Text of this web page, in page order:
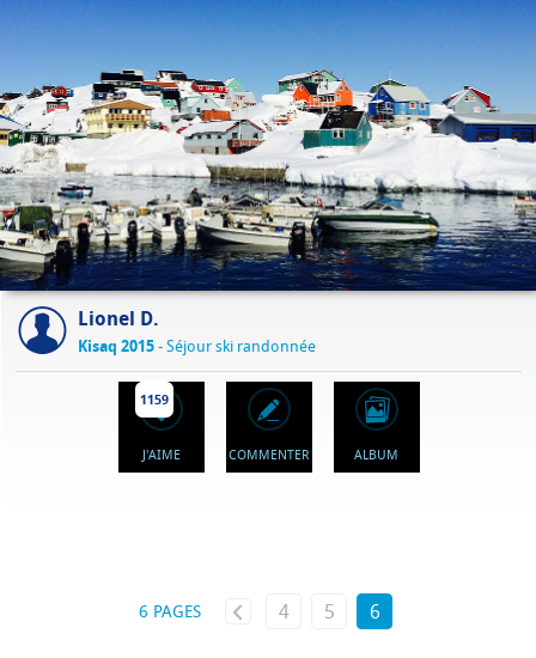
Lionel D.
Kisaq 2015- Séjour ski randonnée
1159
J'AIME COMMENTER ALBUM
6 PAGES 4 5 6